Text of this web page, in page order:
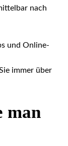
nach
und Online-
immer über
man